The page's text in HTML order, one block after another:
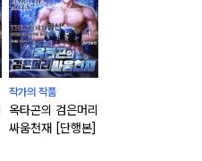
작가의 작품
옥타곤의 검은머리
싸움천재 [단행본]